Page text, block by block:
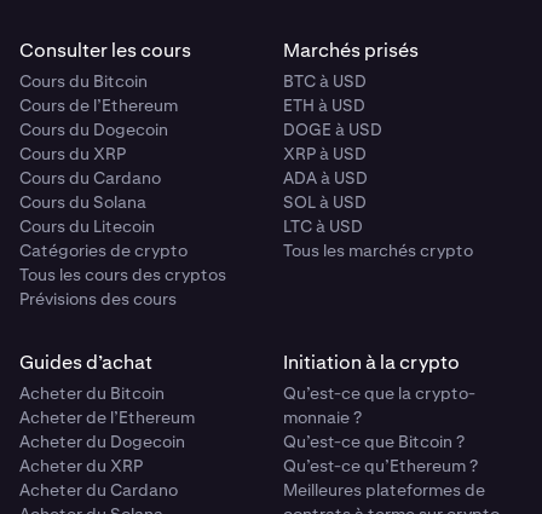
Consulter les cours
Cours du Bitcoin
Cours de l’Ethereum
Cours du Dogecoin
Cours du XRP
Cours du Cardano
Cours du Solana
Cours du Litecoin
Catégories de crypto
Tous les cours des cryptos
Prévisions des cours
Marchés prisés
BTC à USD
ETH à USD
DOGE à USD
XRP à USD
ADA à USD
SOL à USD
LTC à USD
Tous les marchés crypto
Guides d’achat
Acheter du Bitcoin
Acheter de l’Ethereum
Acheter du Dogecoin
Acheter du XRP
Acheter du Cardano
Initiation à la crypto
Qu’est-ce que la crypto-
monnaie ?
Qu’est-ce que Bitcoin ?
Qu’est-ce qu’Ethereum ?
Meilleures plateformes de